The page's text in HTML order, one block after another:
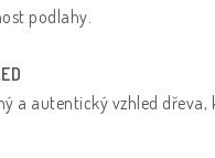
podlahy.
a autentický vzhled dřeva,